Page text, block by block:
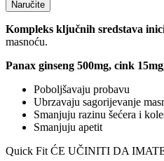
Naručite
Kompleks ključnih sredstava
masnoću.
Panax ginseng 500mg, cink
Poboljšavaju probavu
Ubrzavaju sagorijevanje
Smanjuju razinu šećera i
Smanjuju apetit
Quick Fit ĆE UČINITI DA